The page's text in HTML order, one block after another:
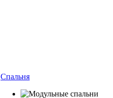
Спальня